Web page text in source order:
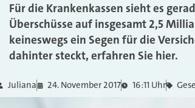
Für die Krankenkassen sieht es
Überschüsse auf insgesamt 2,5
keineswegs ein Segen für die
dahinter steckt, erfahren Sie hier.
Juliana 24. November 2017 16:11 Uhr